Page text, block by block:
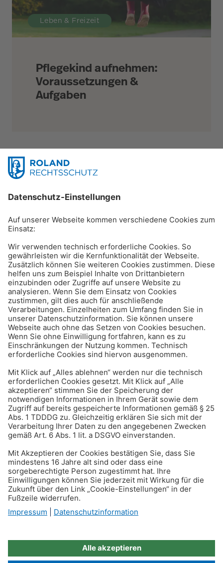
Leben & Freizeit
Pflegekind aufnehmen:
Voraussetzungen &
Aufgaben
Produkte
Beratung
Service
Unternehmen
4,8
Impressum
Datenschutz